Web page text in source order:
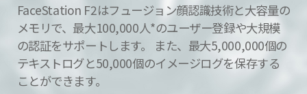
FaceStation F2はフュージョン顔認識技術と大容量の
メモリで、最大100,000人*のユーザー登録や大規模
の認証をサポートします。 また、最大5,000,000個の
テキストログと50,000個のイメージログを保存する
ことができます。